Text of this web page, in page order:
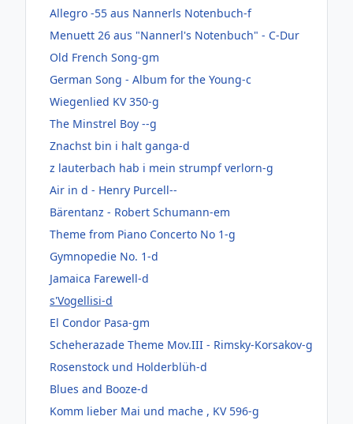
Allegro -55 aus Nannerls Notenbuch-f
Menuett 26 aus "Nannerl's Notenbuch" - C-Dur
Old French Song-gm
German Song - Album for the Young-c
Wiegenlied KV 350-g
The Minstrel Boy --g
Znachst bin i halt ganga-d
z lauterbach hab i mein strumpf verlorn-g
Air in d - Henry Purcell--
Bärentanz - Robert Schumann-em
Theme from Piano Concerto No 1-g
Gymnopedie No. 1-d
Jamaica Farewell-d
s'Vogellisi-d
El Condor Pasa-gm
Scheherazade Theme Mov.III - Rimsky-Korsakov-g
Rosenstock und Holderblüh-d
Blues and Booze-d
Komm lieber Mai und mache , KV 596-g